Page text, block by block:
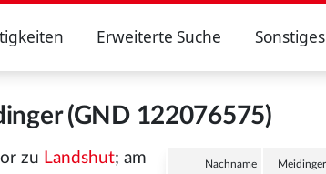
Erweiterte Suche Sonstiges
(GND 122076575)
Nachname Meidinger
zu Landshut; am